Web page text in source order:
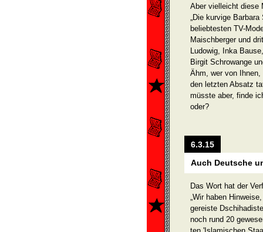
Aber vielleicht diese
„Die kurvige
beliebtesten TV-
Maischberger und
Ludowig, Inka
Birgit Schrowange
Ähm, wer von
den letzten Absatz
müsste aber, finde
oder?
6.3.15
Auch Deutsche
Das Wort hat der
„Wir haben
gereiste
noch rund 20